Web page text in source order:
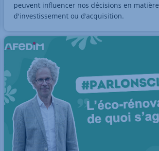
peuvent influencer nos décisions en matière
d'investissement ou d'acquisition.